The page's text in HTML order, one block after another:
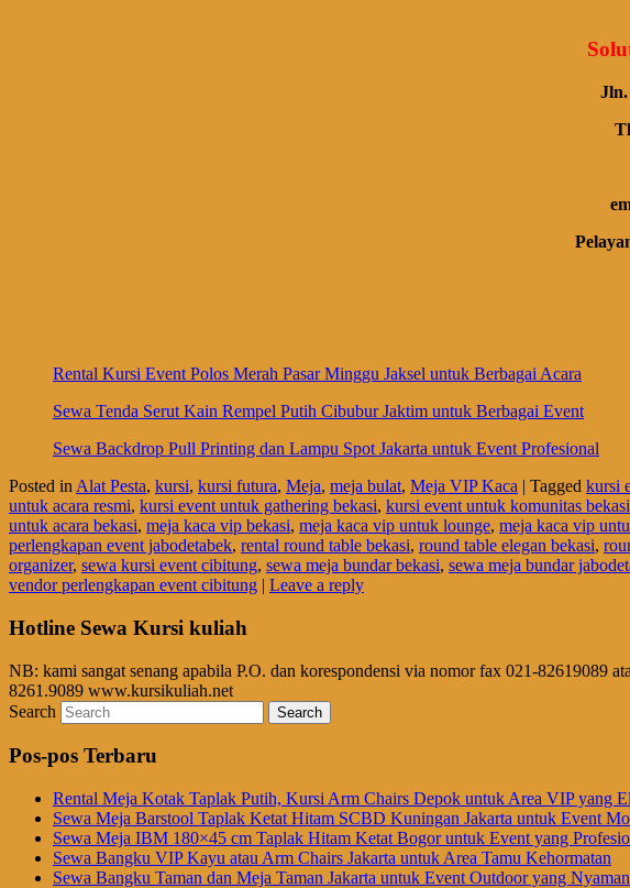
Jln.
Rental Kursi Event Polos Merah Pasar Minggu Jaksel untuk Berbagai Acara
Sewa Tenda Serut Kain Rempel Putih Cibubur Jaktim untuk Berbagai Event
Sewa Backdrop Pull Printing dan Lampu Spot Jakarta untuk Event Profesional
Posted in Alat Pesta, kursi, kursi futura, Meja, meja bulat, Meja VIP Kaca | Tagged kursi
untuk acara resmi, kursi event untuk gathering bekasi, kursi event untuk komunitas bekasi
untuk acara bekasi, meja kaca vip bekasi, meja kaca vip untuk lounge, meja kaca vip
perlengkapan event jabodetabek, rental round table bekasi, round table elegan bekasi,
organizer, sewa kursi event cibitung, sewa meja bundar bekasi, sewa meja bundar
vendor perlengkapan event cibitung | Leave a reply
Hotline Sewa Kursi kuliah
NB: kami sangat senang apabila P.O. dan korespondensi via nomor fax 021-
8261.9089 www.kursikuliah.net
Search
Pos-pos Terbaru
Rental Meja Kotak Taplak Putih, Kursi Arm Chairs Depok untuk Area VIP yang
Sewa Meja Barstool Taplak Ketat Hitam SCBD Kuningan Jakarta untuk Event
Sewa Meja IBM 180×45 cm Taplak Hitam Ketat Bogor untuk Event yang
Sewa Bangku VIP Kayu atau Arm Chairs Jakarta untuk Area Tamu Kehormatan
Sewa Bangku Taman dan Meja Taman Jakarta untuk Event Outdoor yang